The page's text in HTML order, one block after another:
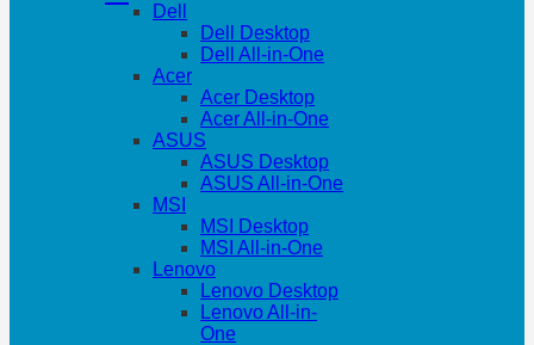
Dell
Dell Desktop
Dell All-in-One
Acer
Acer Desktop
Acer All-in-One
ASUS
ASUS Desktop
ASUS All-in-One
MSI
MSI Desktop
MSI All-in-One
Lenovo
Lenovo Desktop
Lenovo All-in-
One